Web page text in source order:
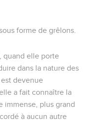
sous forme de grêlons.
quand elle porte
dans la nature des
est devenue
a fait connaître la
immense, plus grand
à aucun autre